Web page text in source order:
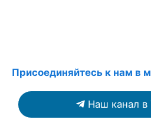
Присоединяйтесь к нам в
Наш канал в